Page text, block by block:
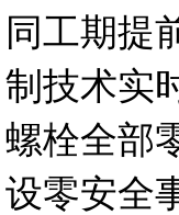
同工期提
制技术实
螺栓全部
设零安全